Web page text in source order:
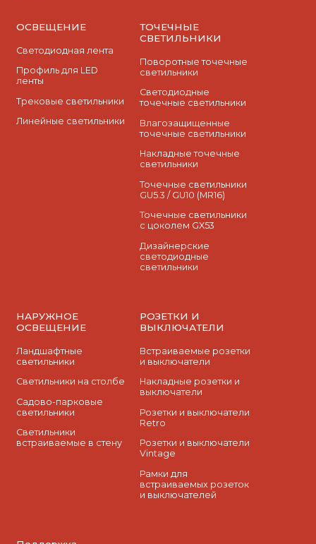
ОСВЕЩЕНИЕ
Светодиодная лента
Профиль для LED
ленты
Трековые светильники
Линейные светильники
ТОЧЕЧНЫЕ
СВЕТИЛЬНИКИ
Поворотные точечные
светильники
Cветодиодные
точечные светильники
Влагозащищенные
точечные светильники
Накладные точечные
светильники
Точечные светильники
GU5.3 / GU10 (MR16)
Точечные светильники
с цоколем GX53
Дизайнерские
светодиодные
светильники
НАРУЖНОЕ
ОСВЕЩЕНИЕ
Ландшафтные
светильники
Светильники на столбе
Садово-парковые
светильники
Светильники
встраиваемые в стену
РОЗЕТКИ И
ВЫКЛЮЧАТЕЛИ
Встраиваемые розетки
и выключатели
Накладные розетки и
выключатели
Розетки и выключатели
Retro
Розетки и выключатели
Vintage
Рамки для
встраиваемых розеток
и выключателей